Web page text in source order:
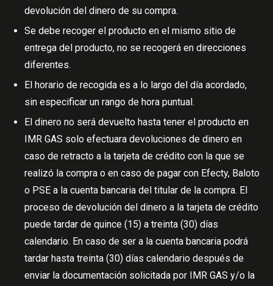
devolución del dinero de su compra.
Se debe recoger el producto en el mismo sitio de
entrega del producto, no se recogerá en direcciones
diferentes.
El horario de recogida es a lo largo del día acordado,
sin especificar un rango de hora puntual.
El dinero no será devuelto hasta tener el producto en
IMR GAS solo efectuara devoluciones de dinero en
caso de retracto a la tarjeta de crédito con la que se
realizó la compra o en caso de pagar con Efecty, Baloto
o PSE a la cuenta bancaria del titular de la compra. El
proceso de devolución del dinero a la tarjeta de crédito
puede tardar de quince (15) a treinta (30) días
calendario. En caso de ser a la cuenta bancaria podrá
tardar hasta treinta (30) días calendario después de
enviar la documentación solicitada por IMR GAS y/o la